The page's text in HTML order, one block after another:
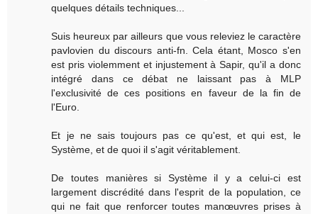
quelques détails techniques...
Suis heureux par ailleurs que vous releviez le caractère
pavlovien du discours anti-fn. Cela étant, Mosco s'en
est pris violemment et injustement à Sapir, qu'il a donc
intégré dans ce débat ne laissant pas à MLP
l'exclusivité de ces positions en faveur de la fin de
l'Euro.
Et je ne sais toujours pas ce qu'est, et qui est, le
Système, et de quoi il s'agit véritablement.
De toutes manières si Système il y a celui-ci est
largement discrédité dans l'esprit de la population, ce
qui ne fait que renforcer toutes manœuvres prises à